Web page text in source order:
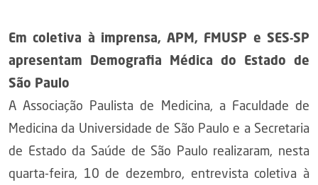
Em coletiva à imprensa, APM, FMUSP e SES-SP
apresentam Demografia Médica do Estado de
São Paulo
A Associação Paulista de Medicina, a Faculdade de
Medicina da Universidade de São Paulo e a Secretaria
de Estado da Saúde de São Paulo realizaram, nesta
quarta-feira, 10 de dezembro, entrevista coletiva à